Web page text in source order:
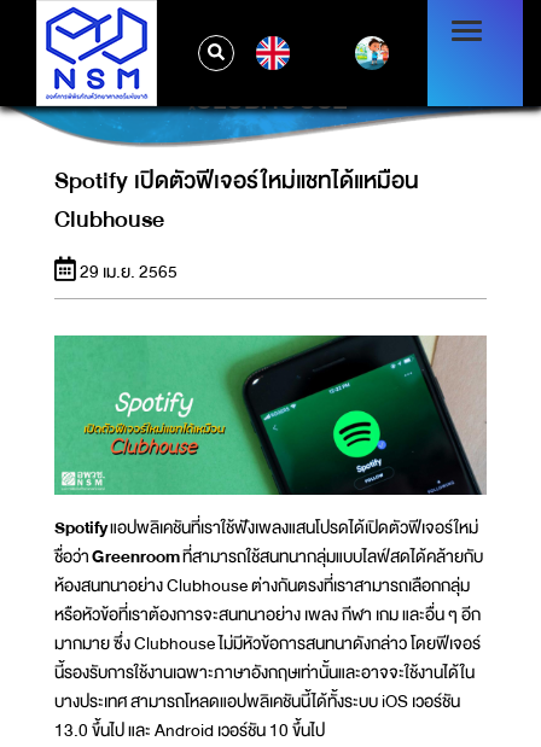
SPOTIFY เปิดตัวฟีเจอร์ใหม่แชทได้แหมือน
CLUBHOUSE
Spotify เปิดตัวฟีเจอร์ใหม่แชทได้แหมือน
Clubhouse
29 เม.ย. 2565
Spotifyแอปพลิเคชันที่เราใช้ฟังเพลงแสนโปรดได้เปิดตัวฟีเจอร์ใหม่
ชื่อว่าGreenroomที่สามารถใช้สนทนากลุ่มแบบไลฟ์สดได้คล้ายกับ
ห้องสนทนาอย่าง Clubhouse ต่างกันตรงที่เราสามารถเลือกกลุ่ม
หรือหัวข้อที่เราต้องการจะสนทนาอย่าง เพลง กีฬา เกม และอื่น ๆ อีก
มากมาย ซึ่ง Clubhouse ไม่มีหัวข้อการสนทนาดังกล่าว โดยฟีเจอร์
นี้รองรับการใช้งานเฉพาะภาษาอังกฤษเท่านั้นและอาจจะใช้งานได้ใน
บางประเทศ สามารถโหลดแอปพลิเคชันนี้ได้ทั้งระบบ iOS เวอร์ชัน
13.0 ขึ้นไป และ Android เวอร์ชัน 10 ขึ้นไป